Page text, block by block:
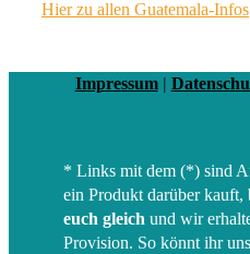
Hier zu allen Guatemala-Infos
Impressum|
* Links mit dem (*) sind
ein Produkt darüber kauft,
euch gleich und wir
Provision. So könnt ihr